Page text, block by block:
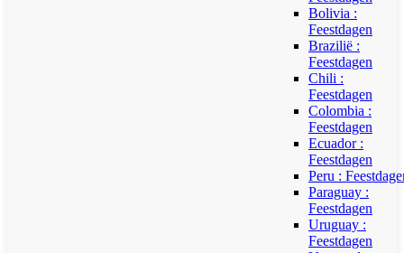
Bolivia :
Feestdagen
Brazilië :
Feestdagen
Chili :
Feestdagen
Colombia :
Feestdagen
Ecuador :
Feestdagen
Peru :
Paraguay :
Feestdagen
Uruguay :
Feestdagen